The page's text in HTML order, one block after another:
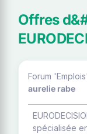
Offres
Forum
aurelie rabe
spécialisée